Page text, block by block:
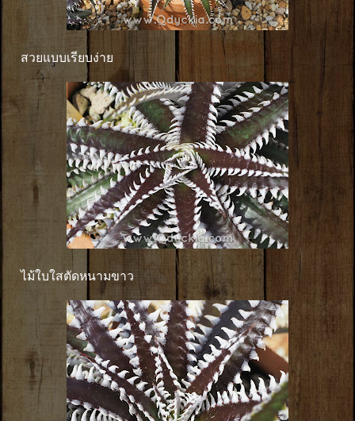
สวยแบบเรียบง่าย
ไม้ใบใสตัดหนามขาว